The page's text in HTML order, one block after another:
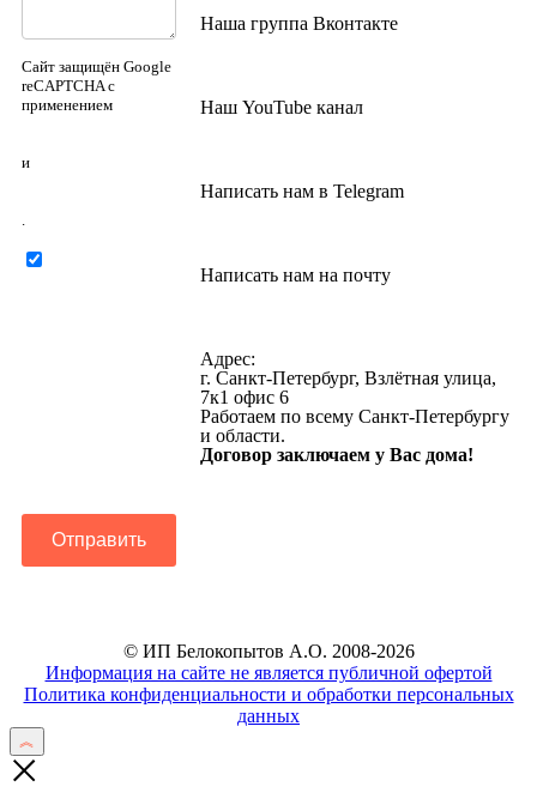
Сайт защищён Google
reCAPTCHA с
применением
и
.
Отправить
Наша группа Вконтакте
Наш YouTube канал
Написать нам в Telegram
Написать нам на почту
Адрес:
г. Санкт-Петербург, Взлётная улица,
7к1 офис 6
Работаем по всему Санкт-Петербургу
и области.
Договор заключаем у Вас дома!
© ИП Белокопытов А.О. 2008-2026
Информация на сайте не является публичной офертой
Политика конфиденциальности и обработки персональных
данных